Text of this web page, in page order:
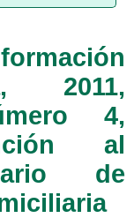
2011,
4,
al
de